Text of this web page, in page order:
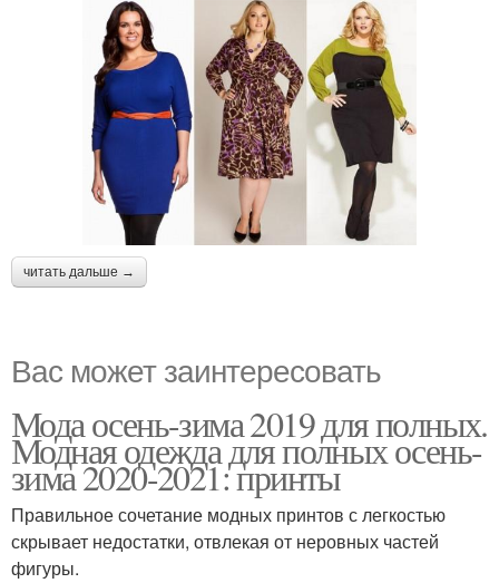
читать дальше →
Вас может заинтересовать
Мода осень-зима 2019 для полных.
Модная одежда для полных осень-
зима 2020-2021: принты
Правильное сочетание модных принтов с легкостью
скрывает недостатки, отвлекая от неровных частей
фигуры.